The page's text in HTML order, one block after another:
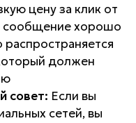
цену за клик от
сообщение хорошо
распространяется
должен
совет: Если вы
сетей, вы